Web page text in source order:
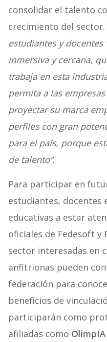
consolidar el talento
crecimiento del sector.
estudiantes y
inmersiva y cercana,
trabaja en esta
permita a las
proyectar su marca
perfiles con gran
para el país, porque
de talento”.
Para participar en
estudiantes, docentes
educativas a estar
oficiales de Fedesoft y
sector interesadas en
anfitrionas pueden
federación para
beneficios de
participarán como
afiliadas como